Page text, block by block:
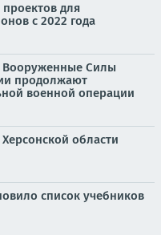
для
с 2022 года
Силы
продолжают
военной операции
области
список учебников